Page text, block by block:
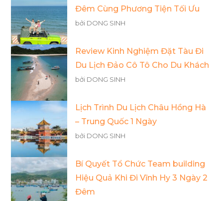
Đêm Cùng Phương Tiện Tối Ưu
bởi DONG SINH
Review Kinh Nghiệm Đặt Tàu Đi
Du Lịch Đảo Cô Tô Cho Du Khách
bởi DONG SINH
Lịch Trình Du Lịch Châu Hồng Hà
– Trung Quốc 1 Ngày
bởi DONG SINH
Bí Quyết Tổ Chức Team building
Hiệu Quả Khi Đi Vĩnh Hy 3 Ngày 2
Đêm